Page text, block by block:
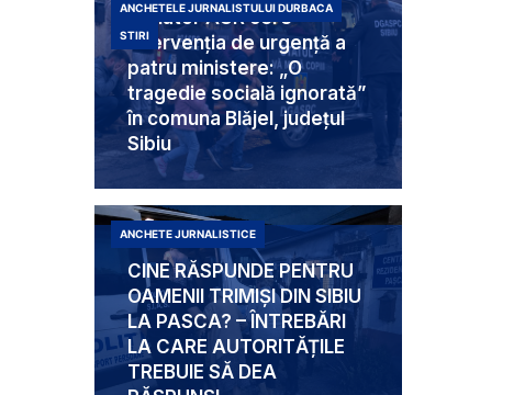
Senator AUR cere
intervenția de urgență a
patru ministere: „O
tragedie socială ignorată”
în comuna Blăjel, județul
Sibiu
ANCHETELE JURNALISTULUI DURBACA
STIRI
CINE RĂSPUNDE PENTRU
OAMENII TRIMIȘI DIN SIBIU
LA PASCA? – ÎNTREBĂRI
LA CARE AUTORITĂȚILE
TREBUIE SĂ DEA
ANCHETE JURNALISTICE